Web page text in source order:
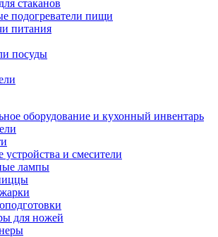
стаканов
подогреватели пищи
питания
посуды
оборудование и кухонный инвентарь
и смесители
лампы
для ножей